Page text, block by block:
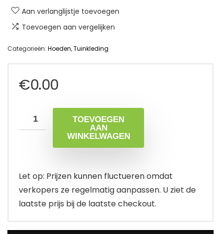
Aan verlanglijstje toevoegen
Toevoegen aan vergelijken
Categorieën: Hoeden,Tuinkleding
€0.00
TOEVOEGEN
AAN
WINKELWAGEN
Let op: Prijzen kunnen fluctueren omdat
verkopers ze regelmatig aanpassen. U ziet de
laatste prijs bij de laatste checkout.